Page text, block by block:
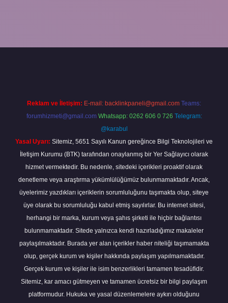
Reklam ve İletişim: E-mail: backlinkpaneli@gmail.com Teams:
forumhizmeti@gmail.com Whatsapp: 0262 606 0 726 Telegram:
@karabul
Yasal Uyarı: Sitemiz, 5651 Sayılı Kanun gereğince Bilgi Teknolojileri ve
İletişim Kurumu (BTK) tarafından onaylanmış bir Yer Sağlayıcı olarak
hizmet vermektedir. Bu nedenle, sitedeki içerikleri proaktif olarak
denetleme veya araştırma yükümlülüğümüz bulunmamaktadır. Ancak,
üyelerimiz yazdıkları içeriklerin sorumluluğunu taşımakta olup, siteye
üye olarak bu sorumluluğu kabul etmiş sayılırlar. Bu internet sitesi,
herhangi bir marka, kurum veya şahıs şirketi ile hiçbir bağlantısı
bulunmamaktadır. Sitede yalnızca kendi hazırladığımız makaleler
paylaşılmaktadır. Burada yer alan içerikler haber niteliği taşımamakta
olup, gerçek kurum ve kişiler hakkında paylaşım yapılmamaktadır.
Gerçek kurum ve kişiler ile isim benzerlikleri tamamen tesadüfidir.
Sitemiz, kar amacı gütmeyen ve tamamen ücretsiz bir bilgi paylaşım
platformudur. Hukuka ve yasal düzenlemelere aykırı olduğunu